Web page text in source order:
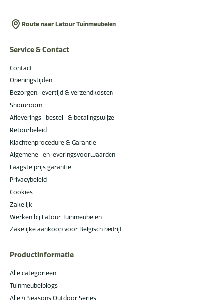
Route naar Latour Tuinmeubelen
Service & Contact
Contact
Openingstijden
Bezorgen, levertijd & verzendkosten
Showroom
Afleverings- bestel- & betalingswijze
Retourbeleid
Klachtenprocedure & Garantie
Algemene- en leveringsvoorwaarden
Laagste prijs garantie
Privacybeleid
Cookies
Zakelijk
Werken bij Latour Tuinmeubelen
Zakelijke aankoop voor Belgisch bedrijf
Productinformatie
Alle categorieën
Tuinmeubelblogs
Alle 4 Seasons Outdoor Series